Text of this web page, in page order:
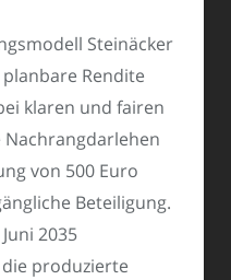
Steinäcker
Rendite
klaren und fairen
von 500 Euro
Beteiligung.
2035
produzierte